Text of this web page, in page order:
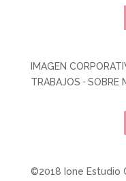
IMAGEN
TRABAJOS · SOBRE
©2018 Ione Estudio